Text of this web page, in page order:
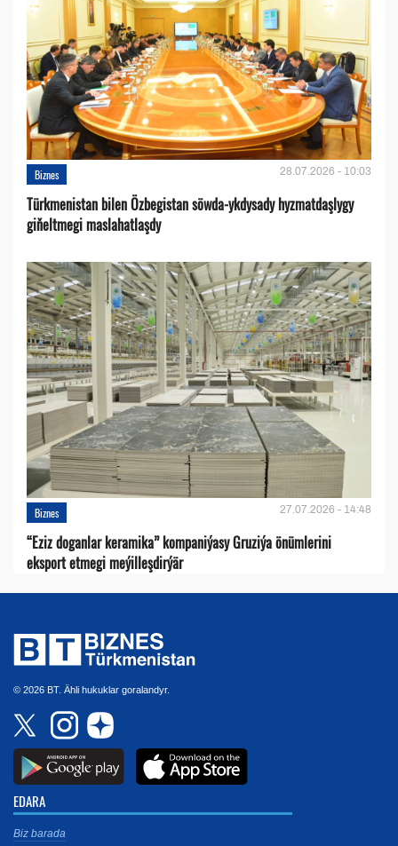
Biznes 28.07.2026 - 10:03
Türkmenistan bilen Özbegistan söwda-ykdysady hyzmatdaşlygy
giňeltmegi maslahatlaşdy
Biznes 27.07.2026 - 14:48
“Eziz doganlar keramika” kompaniýasy Gruziýa önümlerini
eksport etmegi meýilleşdirýär
© 2026 BT. Ähli hukuklar goralandyr.
EDARA
Biz barada